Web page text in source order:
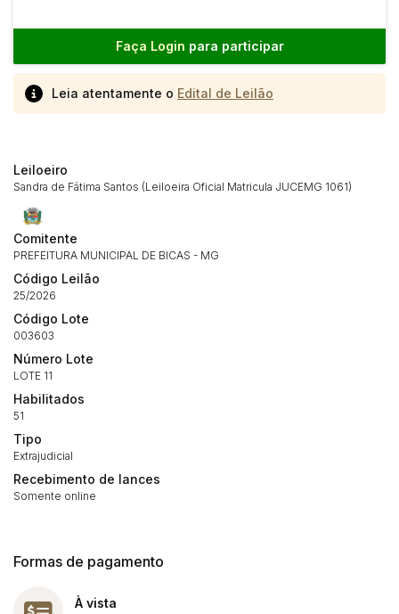
Faça Login para participar
Leia atentamente o Edital de Leilão
Leiloeiro
Sandra de Fátima Santos (Leiloeira Oficial Matricula JUCEMG 1061)
Comitente
PREFEITURA MUNICIPAL DE BICAS - MG
Código Leilão
25/2026
Código Lote
003603
Número Lote
LOTE 11
Habilitados
51
Tipo
Extrajudicial
Recebimento de lances
Somente online
Formas de pagamento
À vista
Envie sua Proposta
(Art. 895, CPC)
Clique aqui para fazer login
Habilite-se para efetuar lances ou
propostas